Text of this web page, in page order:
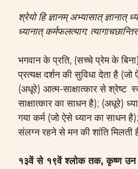
श्रेयो हि ज्ञानम् अभ्यासात् ज्ञानात्
ध्यानात् कर्मफलत्याग:
भगवान के प्रति, (सच्चे प्रेम के
प्रत्यक्ष दर्शन की सुविधा देता है
(अधूरे) आत्म-साक्षात्कार से श्रेष्ट
साक्षात्कार का साधन है); (अधूरे)
गया कर्म (जो ऐसे ध्यान का साधन
संलग्न रहने से मन की शांति मिलती
१३वें से १९वें श्लोक तक, कृष्ण उन